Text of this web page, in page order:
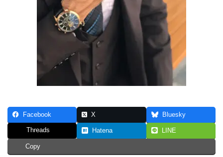
Facebook X Bluesky
Threads Hatena LINE
Copy